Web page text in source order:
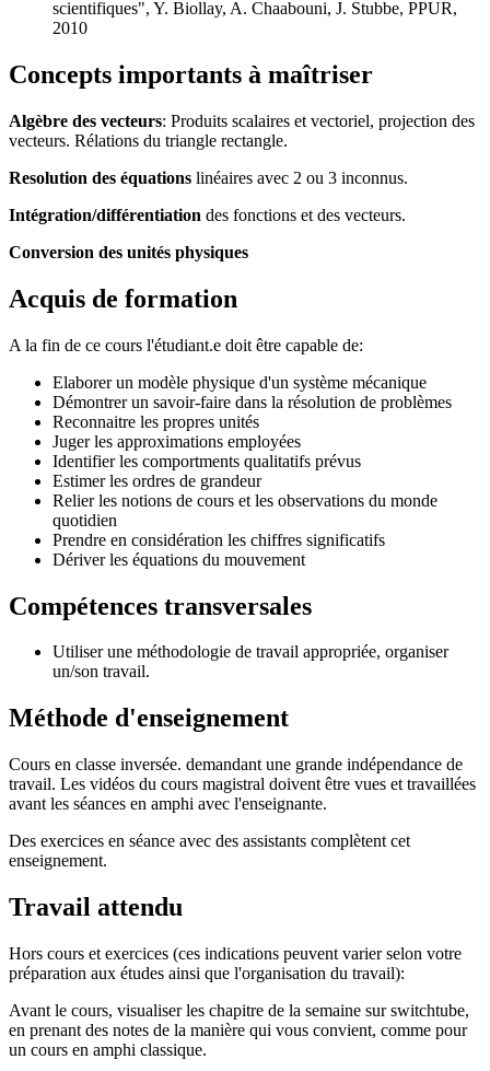
scientifiques", Y. Biollay, A. Chaabouni, J. Stubbe, PPUR,
2010
Concepts importants à maîtriser
Algèbre des vecteurs: Produits scalaires et vectoriel, projection des
vecteurs. Rélations du triangle rectangle.
Resolution des équations linéaires avec 2 ou 3 inconnus.
Intégration/différentiation des fonctions et des vecteurs.
Conversion des unités physiques
Acquis de formation
A la fin de ce cours l'étudiant.e doit être capable de:
Elaborer un modèle physique d'un système mécanique
Démontrer un savoir-faire dans la résolution de problèmes
Reconnaitre les propres unités
Juger les approximations employées
Identifier les comportments qualitatifs prévus
Estimer les ordres de grandeur
Relier les notions de cours et les observations du monde
quotidien
Prendre en considération les chiffres significatifs
Dériver les équations du mouvement
Compétences transversales
Utiliser une méthodologie de travail appropriée, organiser
un/son travail.
Méthode d'enseignement
Cours en classe inversée. demandant une grande indépendance de
travail. Les vidéos du cours magistral doivent être vues et travaillées
avant les séances en amphi avec l'enseignante.
Des exercices en séance avec des assistants complètent cet
enseignement.
Travail attendu
Hors cours et exercices (ces indications peuvent varier selon votre
préparation aux études ainsi que l'organisation du travail):
Avant le cours, visualiser les chapitre de la semaine sur switchtube,
en prenant des notes de la manière qui vous convient, comme pour
un cours en amphi classique.